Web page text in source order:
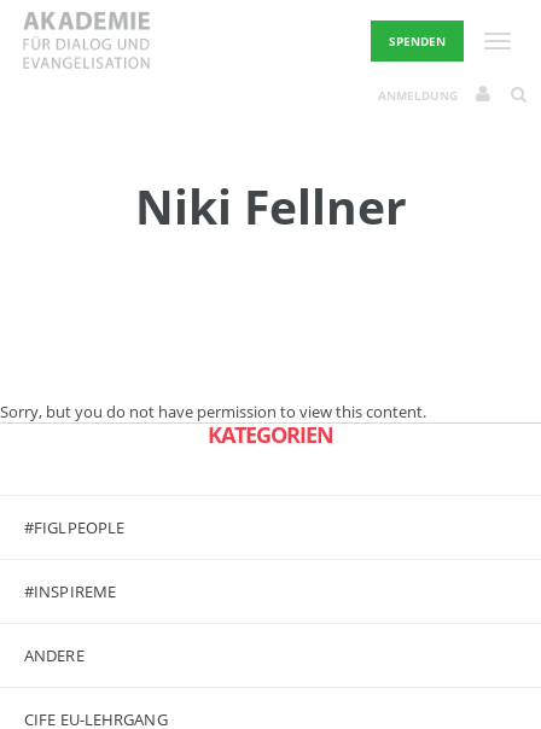
Skip
content
SPENDEN
ANMELDUNG
Niki Fellner
Sorry, but you do not have permission to view this content.
KATEGORIEN
#FIGLPEOPLE
#INSPIREME
ANDERE
CIFE EU-LEHRGANG